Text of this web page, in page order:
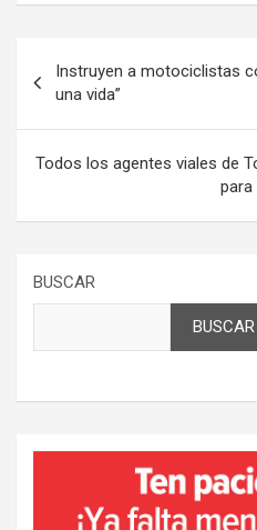
de
entradas
Instruyen a motociclistas
una vida”
Todos los agentes viales de
BUSCAR
BUSCAR